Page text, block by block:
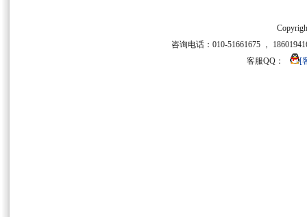
咨询电话：010-51661675 ，
客服QQ：
[